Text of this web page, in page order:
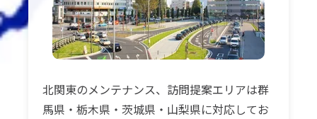
北関東のメンテナンス、訪問提案エリアは群
馬県・栃木県・茨城県・山梨県に対応してお